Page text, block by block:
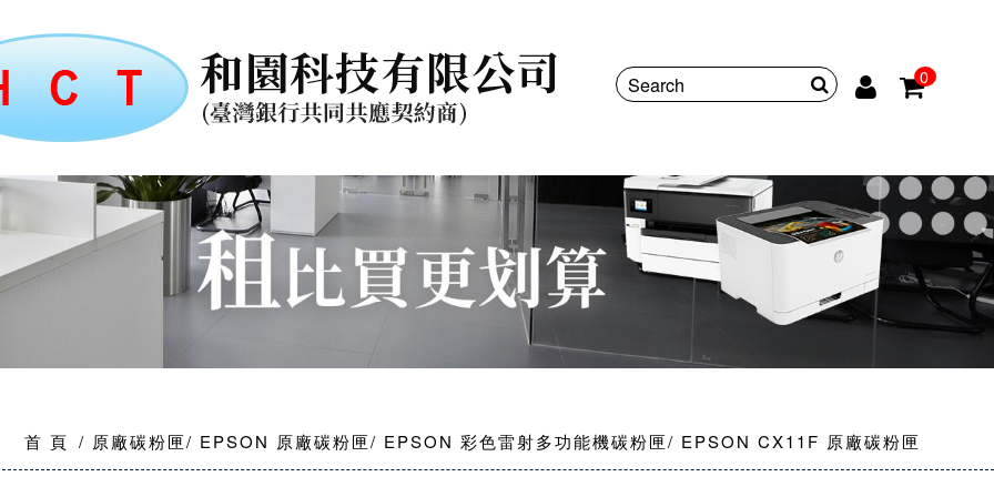
0
首 頁 原廠碳粉匣 EPSON 原廠碳粉匣 EPSON 彩色雷射多功能機碳粉匣 EPSON CX11F 原廠碳粉匣